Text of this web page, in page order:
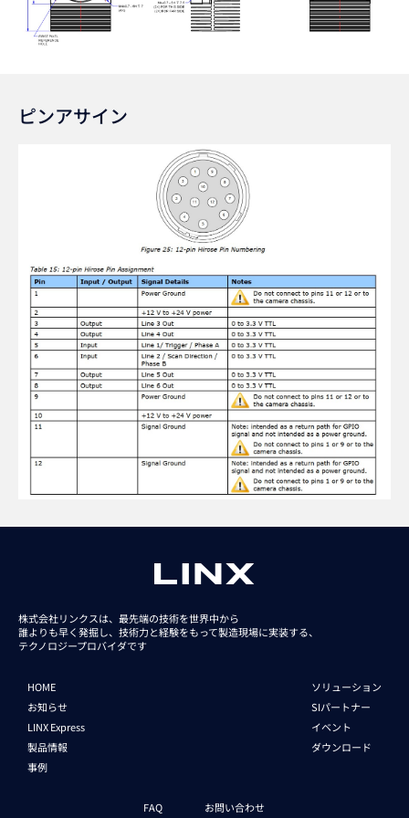
ピンアサイン
株式会社リンクスは、最先端の技術を世界中から
誰よりも早く発掘し、技術力と経験をもって製造現場に実装する、
テクノロジープロバイダです
HOME
お知らせ
LINX Express
製品情報
事例
ソリューション
SIパートナー
イベント
ダウンロード
FAQ お問い合わせ